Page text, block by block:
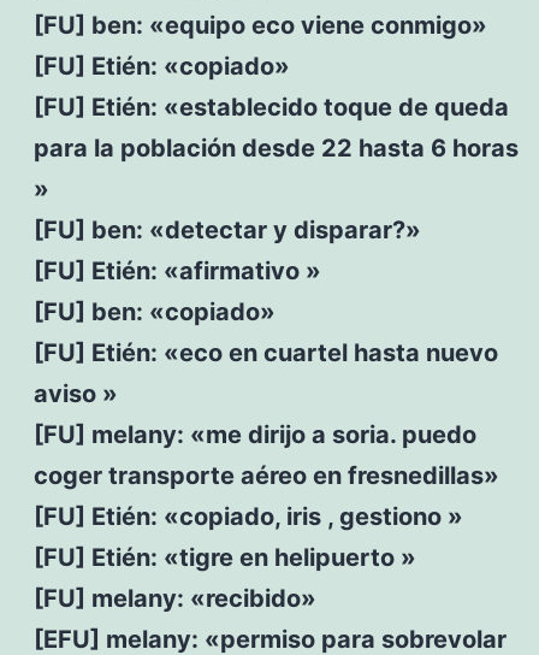
[FU] ben: «equipo eco viene conmigo»
[FU] Etién: «copiado»
[FU] Etién: «establecido toque de queda
para la población desde 22 hasta 6 horas
»
[FU] ben: «detectar y disparar?»
[FU] Etién: «afirmativo »
[FU] ben: «copiado»
[FU] Etién: «eco en cuartel hasta nuevo
aviso »
[FU] melany: «me dirijo a soria. puedo
coger transporte aéreo en fresnedillas»
[FU] Etién: «copiado, iris , gestiono »
[FU] Etién: «tigre en helipuerto »
[FU] melany: «recibido»
[EFU] melany: «permiso para sobrevolar